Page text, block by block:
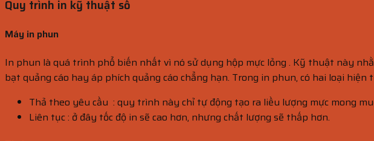
Quy trình in kỹ thuật số
Máy in phun
In phun là quá trình phổ biến nhất vì nó sử dụng hộp mực lỏng . Kỹ thuật này
bạt quảng cáo hay áp phích quảng cáo chẳng hạn. Trong in phun, có hai loại hiện
Thả theo yêu cầu : quy trình này chỉ tự động tạo ra liều lượng mực mong
Liên tục : ở đây tốc độ in sẽ cao hơn, nhưng chất lượng sẽ thấp hơn.